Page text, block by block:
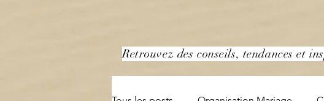
Retrouvez des conseils, tendances et